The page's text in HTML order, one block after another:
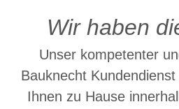
Wir haben
Unser kompetenter
Bauknecht
Ihnen zu Hause